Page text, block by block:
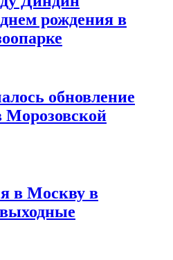
рождения в
обновление
Морозовской
в Москву в